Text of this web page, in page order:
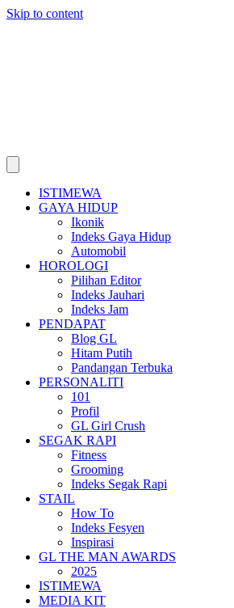
Skip to content
ISTIMEWA
GAYA HIDUP
Ikonik
Indeks Gaya Hidup
Automobil
HOROLOGI
Pilihan Editor
Indeks Jauhari
Indeks Jam
PENDAPAT
Blog GL
Hitam Putih
Pandangan Terbuka
PERSONALITI
101
Profil
GL Girl Crush
SEGAK RAPI
Fitness
Grooming
Indeks Segak Rapi
STAIL
How To
Indeks Fesyen
Inspirasi
GL THE MAN AWARDS
2025
ISTIMEWA
MEDIA KIT